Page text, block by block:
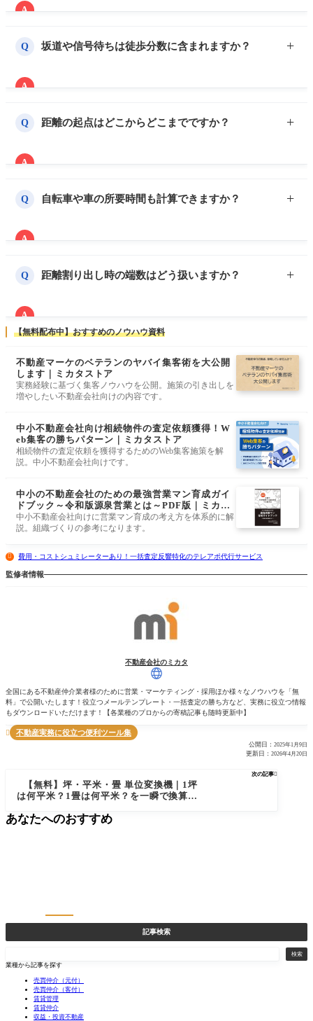
A
上げて徒歩13分になります。
Q 坂道や信号待ちは徒歩分数に含まれますか？
A
算するため、坂道や信号待ちは一切考慮しません。体
Q 距離の起点はどこからどこまでですか？
A
で計測します。駅構内の移動距離は含めません。
Q 自転車や車の所要時間も計算できますか？
A
の速度が目安ですが、広告表記には使用できません。
Q 距離割り出し時の端数はどう扱いますか？
A
不動産広告では端数は必ず切り上げるルールです。1.2
【無料配布中】おすすめのノウハウ資料
不動産マーケのベテランのヤバイ集客術を大公開
します｜ミカタストア
実務経験に基づく集客ノウハウを公開。施策の引き出しを
増やしたい不動産会社向けの内容です。
中小不動産会社向け相続物件の査定依頼獲得！W
eb集客の勝ちパターン｜ミカタストア
相続物件の査定依頼を獲得するためのWeb集客施策を解
説。中小不動産会社向けです。
中小の不動産会社のための最強営業マン育成ガイ
ドブック～令和版源泉営業とは～PDF版｜ミカタ
ストア
中小不動産会社向けに営業マン育成の考え方を体系的に解
説。組織づくりの参考になります。
費用・コストシュミレーターあり！一括査定反響特化のテレアポ代行サービス
監修者情報
不動産会社のミカタ
全国にある不動産仲介業者様のために営業・マーケティング・採用ほか様々なノウハウを「無
料」で公開いたします！役立つメールテンプレート・一括査定の勝ち方など、実務に役立つ情報
もダウンロードいただけます！【各業種のプロからの寄稿記事も随時更新中】
 不動産実務に役立つ便利ツール集
公開日： 2025年1月9日
更新日： 2026年4月20日
次の記事
【無料】坪・平米・畳 単位変換機｜1坪
は何平米？1畳は何平米？を一瞬で換算で
記事検索
索
検索
業種から記事を探す
売買仲介（元付）
売買仲介（客付）
賃貸管理
賃貸仲介
収益・投資不動産
あなたへのおすすめ